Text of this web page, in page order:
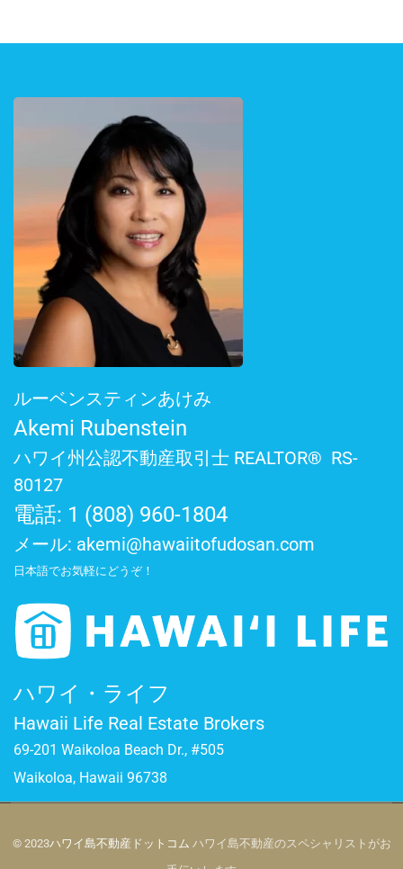
ルーベンスティンあけみ
Akemi Rubenstein
ハワイ州公認不動産取引士 REALTOR® RS-
80127
電話: 1 (808) 960-1804
メール: akemi@hawaiitofudosan.com
日本語でお気軽にどうぞ！
ハワイ・ライフ
Hawaii Life Real Estate Brokers
69-201 Waikoloa Beach Dr., #505
Waikoloa, Hawaii 96738
© 2023ハワイ島不動産ドットコム ハワイ島不動産のスペシャリストがお